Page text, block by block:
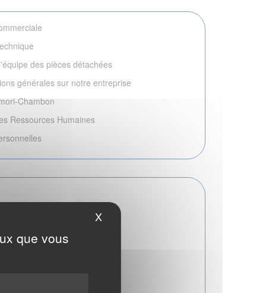
que vous
X Masquer le bandeau des cookies
des pièces détachées
générales sur notre entreprise
Chambon
Ressources Humaines